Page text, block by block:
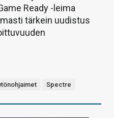
Ready -leima
tärkein uudistus
Spectre